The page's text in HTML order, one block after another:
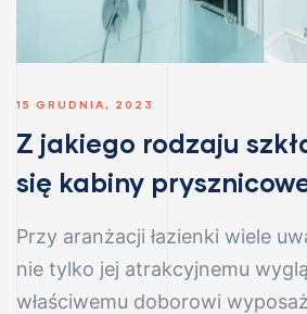
15 GRUDNIA, 2023
Z jakiego rodzaju
się kabiny
Przy aranżacji łazienki wiele
nie tylko jej atrakcyjnemu
właściwemu doborowi